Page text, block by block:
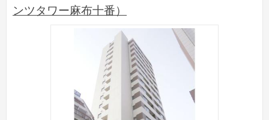
ンツタワー麻布十番）